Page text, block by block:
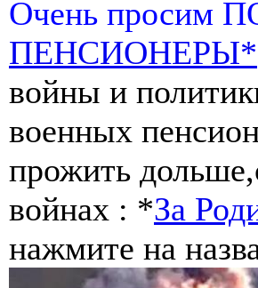
Очень просим
ПЕНСИОНЕРЫ*
войны и
военных
прожить
войнах : *За
нажмите на